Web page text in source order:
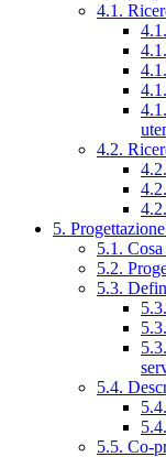
4.1.
4.2.
5.
5.1.
5.2.
5.3.
5.4.
5.5. Co-